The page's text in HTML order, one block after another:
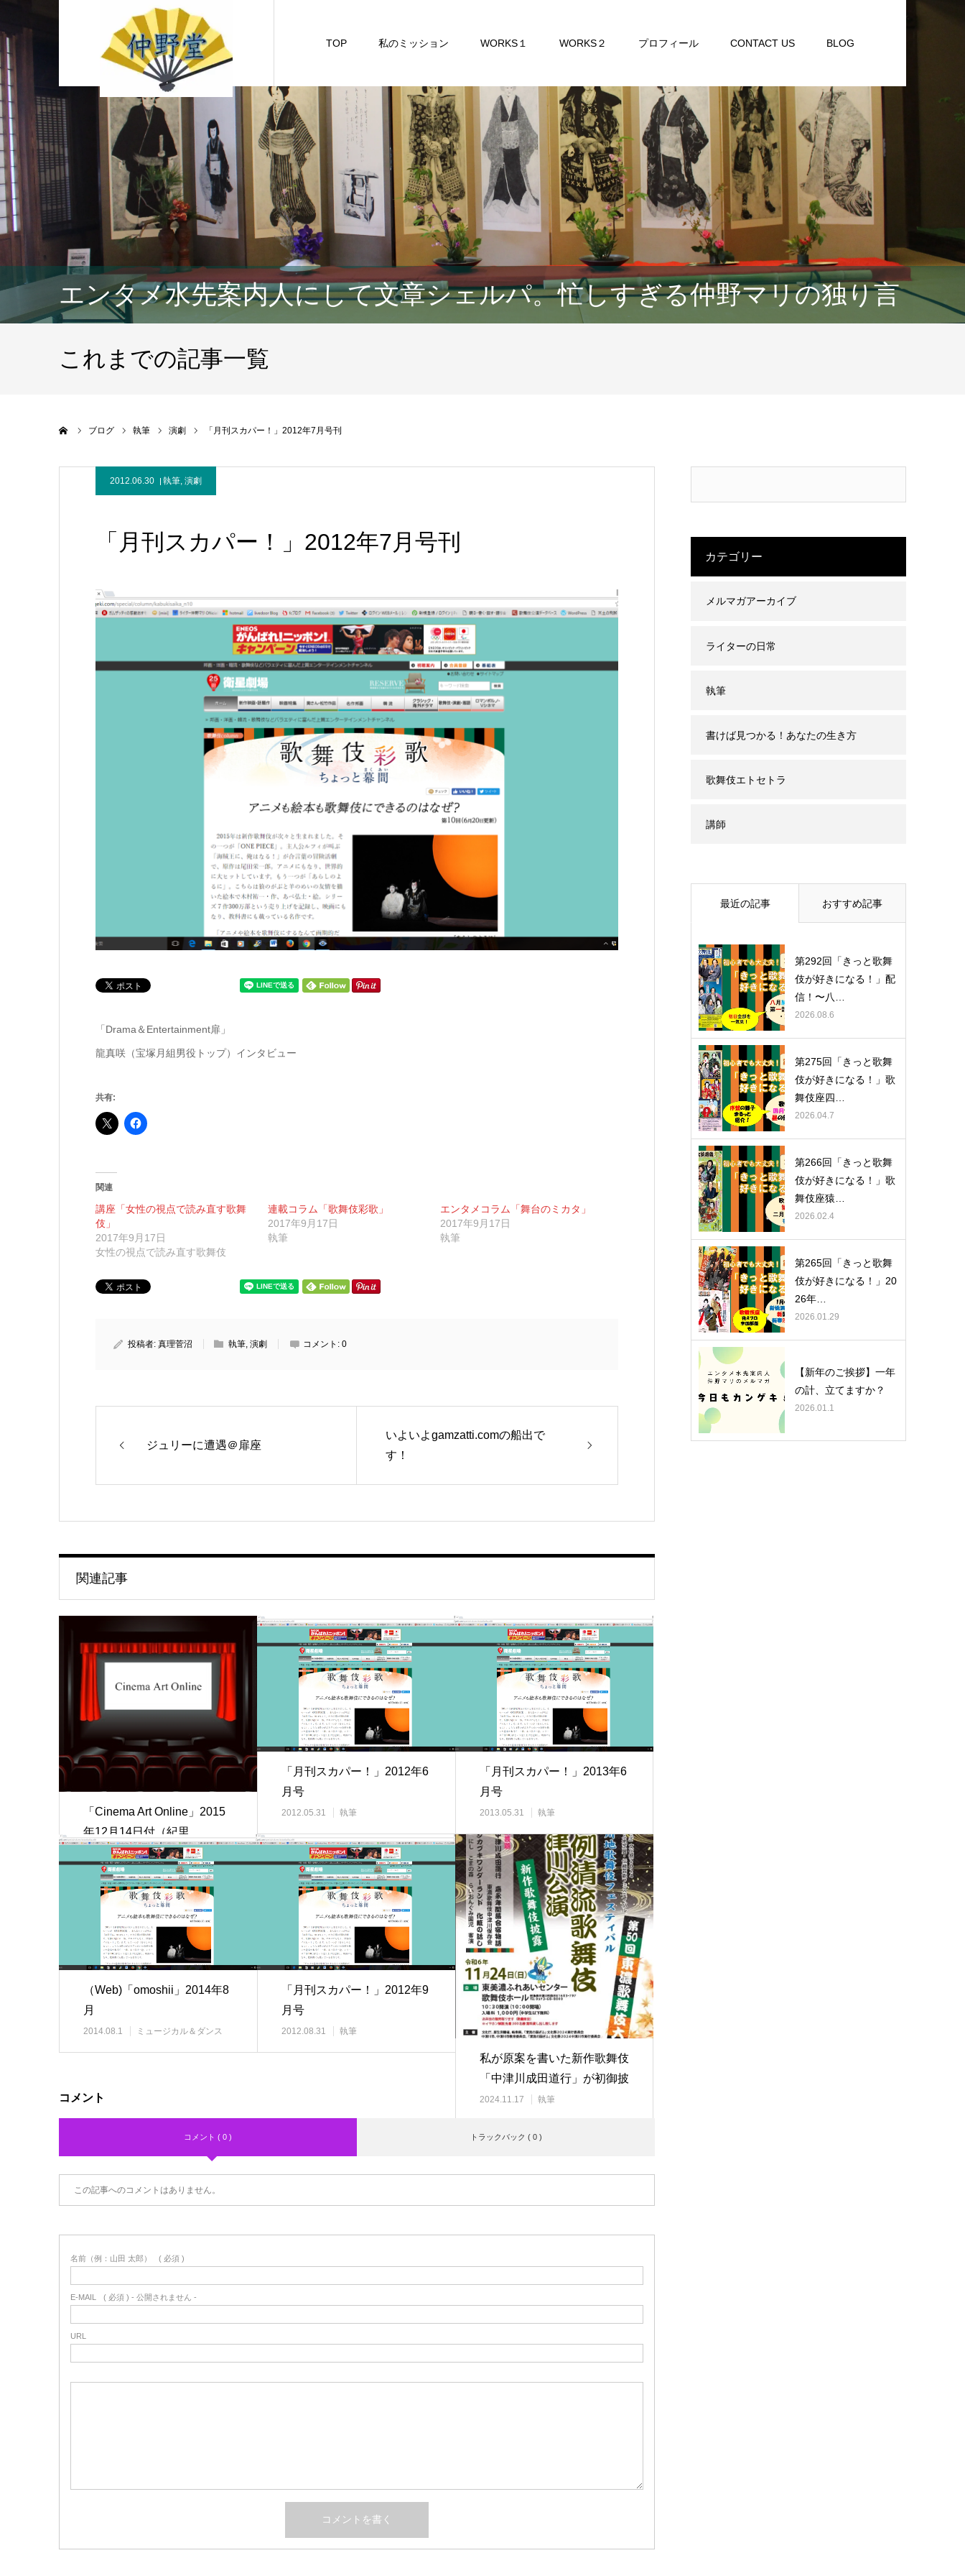
TOP 私のミッション WORKS１ WORKS２ プロフィール CONTACT US BLOG
エンタメ水先案内人にして文章シェルパ。忙しすぎる仲野マリの独り言
これまでの記事一覧
ブログ 執筆 演劇 「月刊スカパー！」2012年7月号刊
2012.06.30 執筆, 演劇
「月刊スカパー！」2012年7月号刊
「Drama＆Entertainment扉」
龍真咲（宝塚月組男役トップ）インタビュー
共有:
関連
講座「女性の視点で読み直す歌舞
伎」
2017年9月17日
女性の視点で読み直す歌舞伎
連載コラム「歌舞伎彩歌」
2017年9月17日
執筆
エンタメコラム「舞台のミカタ」
2017年9月17日
執筆
投稿者: 真理菅沼 執筆, 演劇 コメント: 0
ジュリーに遭遇＠扉座
いよいよgamzatti.comの船出で
す！
関連記事
「Cinema Art Online」2015
年12月14日付（紀里…
2015.12.14 執筆
「月刊スカパー！」2012年6
月号
2012.05.31 執筆
「月刊スカパー！」2013年6
月号
2013.05.31 執筆
（Web)「omoshii」2014年8
月
2014.08.1 ミュージカル＆ダンス
「月刊スカパー！」2012年9
月号
2012.08.31 執筆
私が原案を書いた新作歌舞伎
「中津川成田道行」が初御披
露目！
2024.11.17 執筆
コメント
コメント ( 0 ) トラックバック ( 0 )
この記事へのコメントはありません。
名前（例：山田 太郎） ( 必須 )
E-MAIL ( 必須 ) - 公開されません -
URL
カテゴリー
メルマガアーカイブ
ライターの日常
執筆
書けば見つかる！あなたの生き方
歌舞伎エトセトラ
講師
最近の記事 おすすめ記事
第292回「きっと歌舞
伎が好きになる！」配
信！〜八…
2026.08.6
第275回「きっと歌舞
伎が好きになる！」歌
舞伎座四…
2026.04.7
第266回「きっと歌舞
伎が好きになる！」歌
舞伎座猿…
2026.02.4
第265回「きっと歌舞
伎が好きになる！」20
26年…
2026.01.29
【新年のご挨拶】一年
の計、立てますか？
2026.01.1